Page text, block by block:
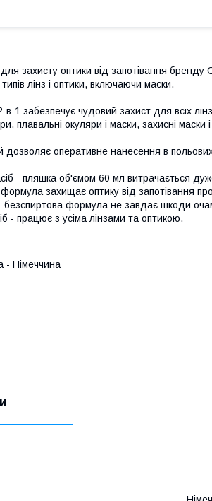
захисту оптики від запотівання
лінз і оптики, включаючи маски.
1 забезпечує чудовий захист для всіх
плавальні окуляри і маски, захисні маски
дозволяє оперативне нанесення в
- пляшка об'ємом 60 мл витрачається
формула захищає оптику від запотівання
безспиртова формула не завдає шкоди
- працює з усіма лінзами та оптикою.
- Німеччина